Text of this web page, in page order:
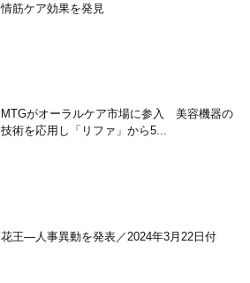
情筋ケア効果を発見
MTGがオーラルケア市場に参入 美容機器の
技術を応用し「リファ」から5...
花王―人事異動を発表／2024年3月22日付